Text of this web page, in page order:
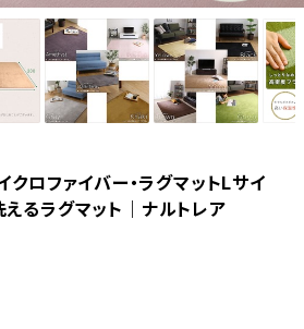
ロファイバー・ラグマットLサイ
るラグマット｜ナルトレア